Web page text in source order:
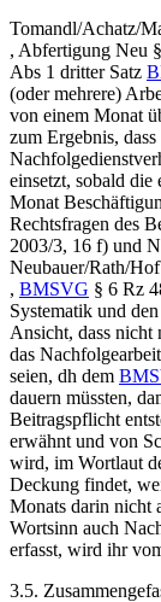
Tomandl/Achatz/
, Abfertigung Neu
Abs 1 dritter Satz
(oder mehrere)
von einem Monat
zum Ergebnis,
einsetzt, sobald die
Monat
Rechtsfragen des
2003/3, 16 f) und
Neubauer/Rath/
, BMSVG § 6 Rz
Systematik und
Ansicht, dass nicht
das
seien, dh dem
dauern müssten,
Beitragspflicht
erwähnt und von
wird, im Wortlaut
Deckung findet,
Monats darin nicht
Wortsinn auch
erfasst, wird ihr
3.5.